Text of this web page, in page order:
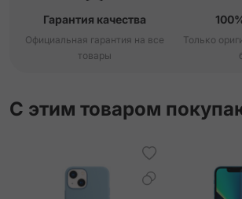
Гарантия качества
Официальная гарантия на все
товары
Только
С этим товаром